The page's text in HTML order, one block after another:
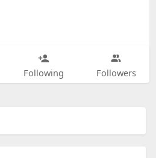
Following Followers